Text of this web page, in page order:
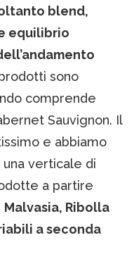
blend,
equilibrio
sono
comprende
Sauvignon. Il
e abbiamo
verticale di
a partire
Malvasia, Ribolla
a seconda